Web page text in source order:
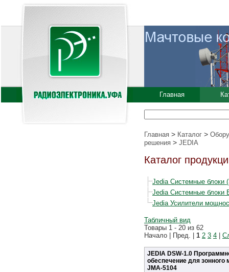
Главная
Главная > Каталог >
решения > JEDIA
Каталог
Jedia Системные блоки
Jedia Системные блоки
Jedia Усилители
Табличный вид
Товары 1 - 20 из 62
Начало | Пред. | 1 2 3 4
JEDIA DSW-1.0
обеспечение для зонного
JMA-5104